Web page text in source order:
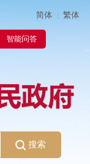
简体 | 繁体
智能问答
搜索